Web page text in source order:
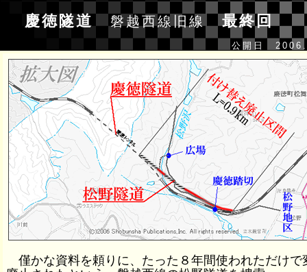
慶徳隧道 磐越西線旧線 最終回
公開日
僅かな資料を頼りに、たった８年間使われただけで